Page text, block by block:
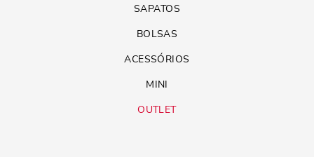
SAPATOS
BOLSAS
ACESSÓRIOS
MINI
OUTLET